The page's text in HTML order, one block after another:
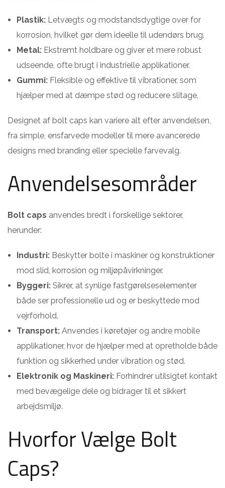
Plastik: Letvægts og modstandsdygtige over for
korrosion, hvilket gør dem ideelle til udendørs brug.
Metal: Ekstremt holdbare og giver et mere robust
udseende, ofte brugt i industrielle applikationer.
Gummi: Fleksible og effektive til vibrationer, som
hjælper med at dæmpe stød og reducere slitage.
Designet af bolt caps kan variere alt efter anvendelsen,
fra simple, ensfarvede modeller til mere avancerede
designs med branding eller specielle farvevalg.
Anvendelsesområder
Bolt caps anvendes bredt i forskellige sektorer,
herunder:
Industri: Beskytter bolte i maskiner og konstruktioner
mod slid, korrosion og miljøpåvirkninger.
Byggeri: Sikrer, at synlige fastgørelseselementer
både ser professionelle ud og er beskyttede mod
vejrforhold.
Transport: Anvendes i køretøjer og andre mobile
applikationer, hvor de hjælper med at opretholde både
funktion og sikkerhed under vibration og stød.
Elektronik og Maskineri: Forhindrer utilsigtet kontakt
med bevægelige dele og bidrager til et sikkert
arbejdsmiljø.
Hvorfor Vælge Bolt
Caps?